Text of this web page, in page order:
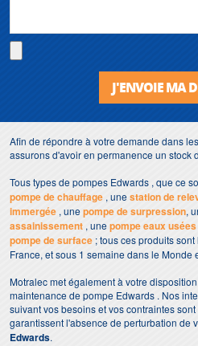
J'ENVOIE MA
Afin de répondre à votre demande dans
assurons d'avoir en permanence un stock
Tous types de pompes Edwards , que ce
pompe de chauffage , unestation de
immergée , unepompe de surpression,
assainissement , unepompe eaux usées
pompe de surface ; tous ces produits
France, et sous 1 semaine dans le Monde
Motralec met également à votre
maintenance de pompe Edwards . Nos
suivant vos besoins et vos contraintes
garantissent l'absence de perturbation de
Edwards.